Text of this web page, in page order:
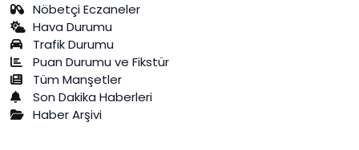
Nöbetçi Eczaneler
Hava Durumu
Trafik Durumu
Puan Durumu ve Fikstür
Tüm Manşetler
Son Dakika Haberleri
Haber Arşivi